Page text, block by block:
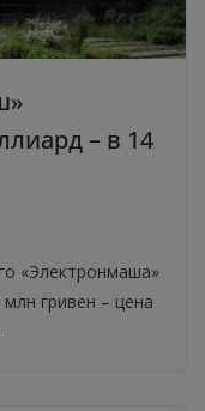
– в 14
«Электронмаша»
гривен – цена